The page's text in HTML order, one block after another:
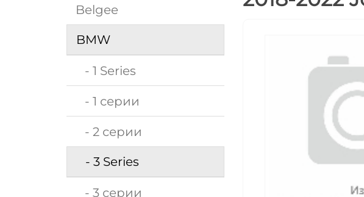
Belgee
BMW
- 1 Series
- 1 серии
- 2 серии
- 3 Series
- 3 серии